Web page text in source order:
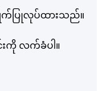
က်ပြုလုပ်ထားသည်။
းကို လက်ခံပါ။